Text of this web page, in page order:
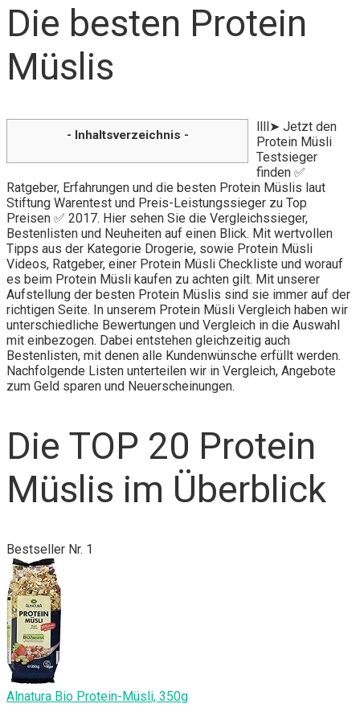
Die besten Protein
Müslis
- Inhaltsverzeichnis -
llll➤ Jetzt den
Protein Müsli
Testsieger
finden ✅
Ratgeber, Erfahrungen und die besten Protein Müslis laut
Stiftung Warentest und Preis-Leistungssieger zu Top
Preisen ✅ 2017. Hier sehen Sie die Vergleichssieger,
Bestenlisten und Neuheiten auf einen Blick. Mit wertvollen
Tipps aus der Kategorie Drogerie, sowie Protein Müsli
Videos, Ratgeber, einer Protein Müsli Checkliste und worauf
es beim Protein Müsli kaufen zu achten gilt. Mit unserer
Aufstellung der besten Protein Müslis sind sie immer auf der
richtigen Seite. In unserem Protein Müsli Vergleich haben wir
unterschiedliche Bewertungen und Vergleich in die Auswahl
mit einbezogen. Dabei entstehen gleichzeitig auch
Bestenlisten, mit denen alle Kundenwünsche erfüllt werden.
Nachfolgende Listen unterteilen wir in Vergleich, Angebote
zum Geld sparen und Neuerscheinungen.
Die TOP 20 Protein
Müslis im Überblick
Bestseller Nr. 1
Alnatura Bio Protein-Müsli, 350g